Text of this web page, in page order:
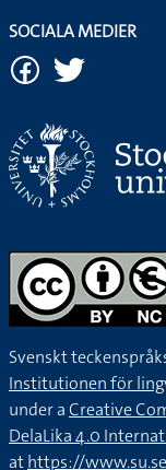
SOCIALA MEDIER
Svenskt
Institutionen för
under aCreative
DelaLika 4.0
athttps://